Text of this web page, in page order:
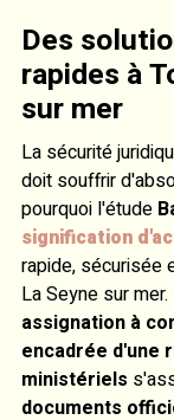
Des
rapides à
sur mer
La sécurité
doit souffrir
pourquoi l'étude
signification
rapide, sécurisée
La Seyne sur
assignation à
encadrée d'une
ministériels
documents